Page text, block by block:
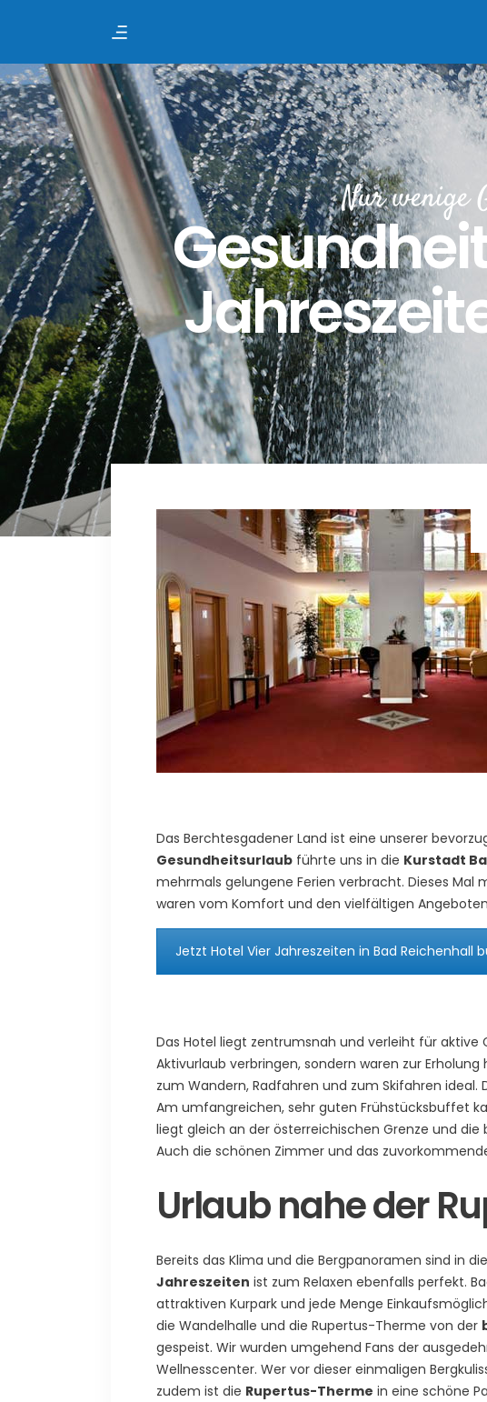
Nur wenige
Das Berchtesgadener Land ist eine unserer
Gesundheitsurlaub führte uns in die Kurstadt
mehrmals gelungene Ferien verbracht. Dieses Mal
waren vom Komfort und den vielfältigen
Jetzt Hotel Vier Jahreszeiten in Bad Reichenhall
Das Hotel liegt zentrumsnah und verleiht für aktive
Aktivurlaub verbringen, sondern waren zur
zum Wandern, Radfahren und zum Skifahren
Am umfangreichen, sehr guten Frühstücksbuffet
liegt gleich an der österreichischen Grenze und
Auch die schönen Zimmer und das
Urlaub nahe der
Bereits das Klima und die Bergpanoramen sind in
Jahreszeiten ist zum Relaxen ebenfalls perfekt.
attraktiven Kurpark und jede Menge
die Wandelhalle und die Rupertus-Therme von der
gespeist. Wir wurden umgehend Fans der
Wellnesscenter. Wer vor dieser einmaligen
zudem ist die Rupertus-Therme in eine schöne